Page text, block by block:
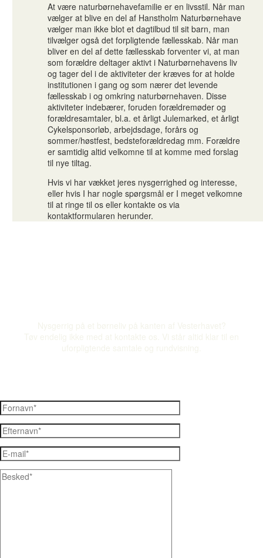
At være naturbørnehavefamilie er en livsstil. Når man
vælger at blive en del af Hanstholm Naturbørnehave
vælger man ikke blot et dagtilbud til sit barn, man
tilvælger også det forpligtende fællesskab. Når man
bliver en del af dette fællesskab forventer vi, at man
som forældre deltager aktivt i Naturbørnehavens liv
og tager del i de aktiviteter der kræves for at holde
institutionen i gang og som nærer det levende
fællesskab i og omkring naturbørnehaven. Disse
aktiviteter indebærer, foruden forældremøder og
forældresamtaler, bl.a. et årligt Julemarked, et årligt
Cykelsponsorløb, arbejdsdage, forårs og
sommer/høstfest, bedsteforældredag mm. Forældre
er samtidig altid velkomne til at komme med forslag
til nye tiltag.
Hvis vi har vækket jeres nysgerrighed og interesse,
eller hvis I har nogle spørgsmål er I meget velkomne
til at ringe til os eller kontakte os via
kontaktformularen herunder.